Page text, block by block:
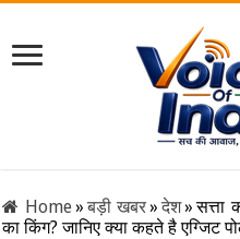
Home»बड़ी खबर» देश» सत्ता
का किंग? जानिए क्या कहते है एग्जिट